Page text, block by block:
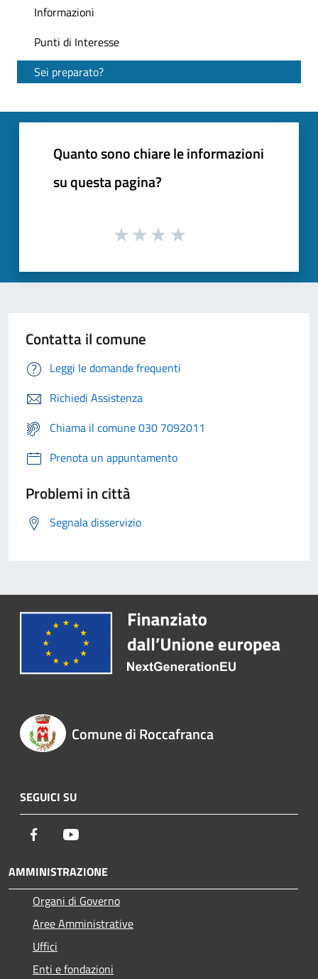
Informazioni
Punti di Interesse
Sei preparato?
Quanto sono chiare le informazioni
su questa pagina?
Contatta il comune
Leggi le domande frequenti
Richiedi Assistenza
Chiama il comune 030 7092011
Prenota un appuntamento
Problemi in città
Segnala disservizio
Comune di Roccafranca
SEGUICI SU
Facebook
AMMINISTRAZIONE
Organi di Governo
Aree Amministrative
Uffici
Enti e fondazioni